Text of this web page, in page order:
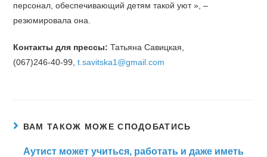
персонал, обеспечивающий детям такой уют », –
резюмировала она.
Контакты для прессы: Татьяна Савицкая,
(067)246-40-99,t.savitska1@gmail.com
ВАМ ТАКОЖ МОЖЕ СПОДОБАТИСЬ
Аутист может учиться, работать и даже иметь